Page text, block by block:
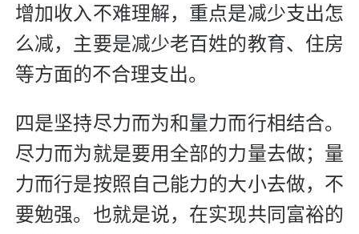
增加收入不难理解，重点是减少支出怎
么减，主要是减少老百姓的教育、住房
等方面的不合理支出。
四是坚持尽力而为和量力而行相结合。
尽力而为就是要用全部的力量去做；量
力而行是按照自己能力的大小去做，不
要勉强。也就是说，在实现共同富裕的